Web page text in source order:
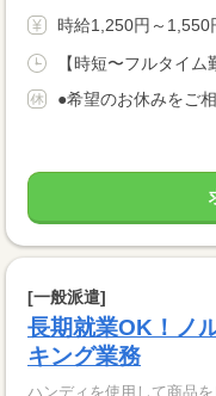
時給1,250円～1,550
【時短〜フルタイム
●希望のお休みをご
[一般派遣]
長期就業OK！ノ
キング業務
ハンディを使用して商品